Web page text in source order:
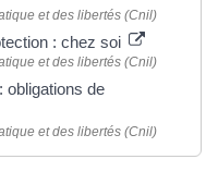
et des libertés (Cnil)
: chez soi
et des libertés (Cnil)
obligations de
et des libertés (Cnil)